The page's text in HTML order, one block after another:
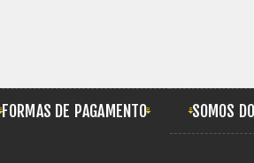
FORMAS DE PAGAMENTO SOMOS